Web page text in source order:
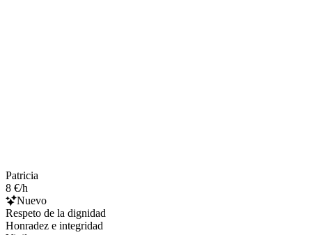
Patricia
8 €/h
Nuevo
Respeto de la dignidad
Honradez e integridad